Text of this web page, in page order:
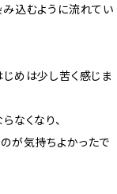
込むように流れてい
めは少し苦く感じま
なくなり、
が気持ちよかったで